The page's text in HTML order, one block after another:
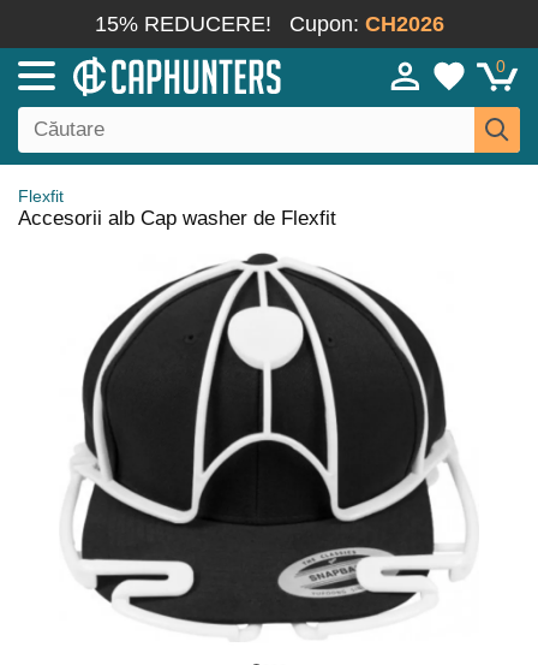
15% REDUCERE! Cupon: CH2026
0
Flexfit
Accesorii alb Cap washer de Flexfit